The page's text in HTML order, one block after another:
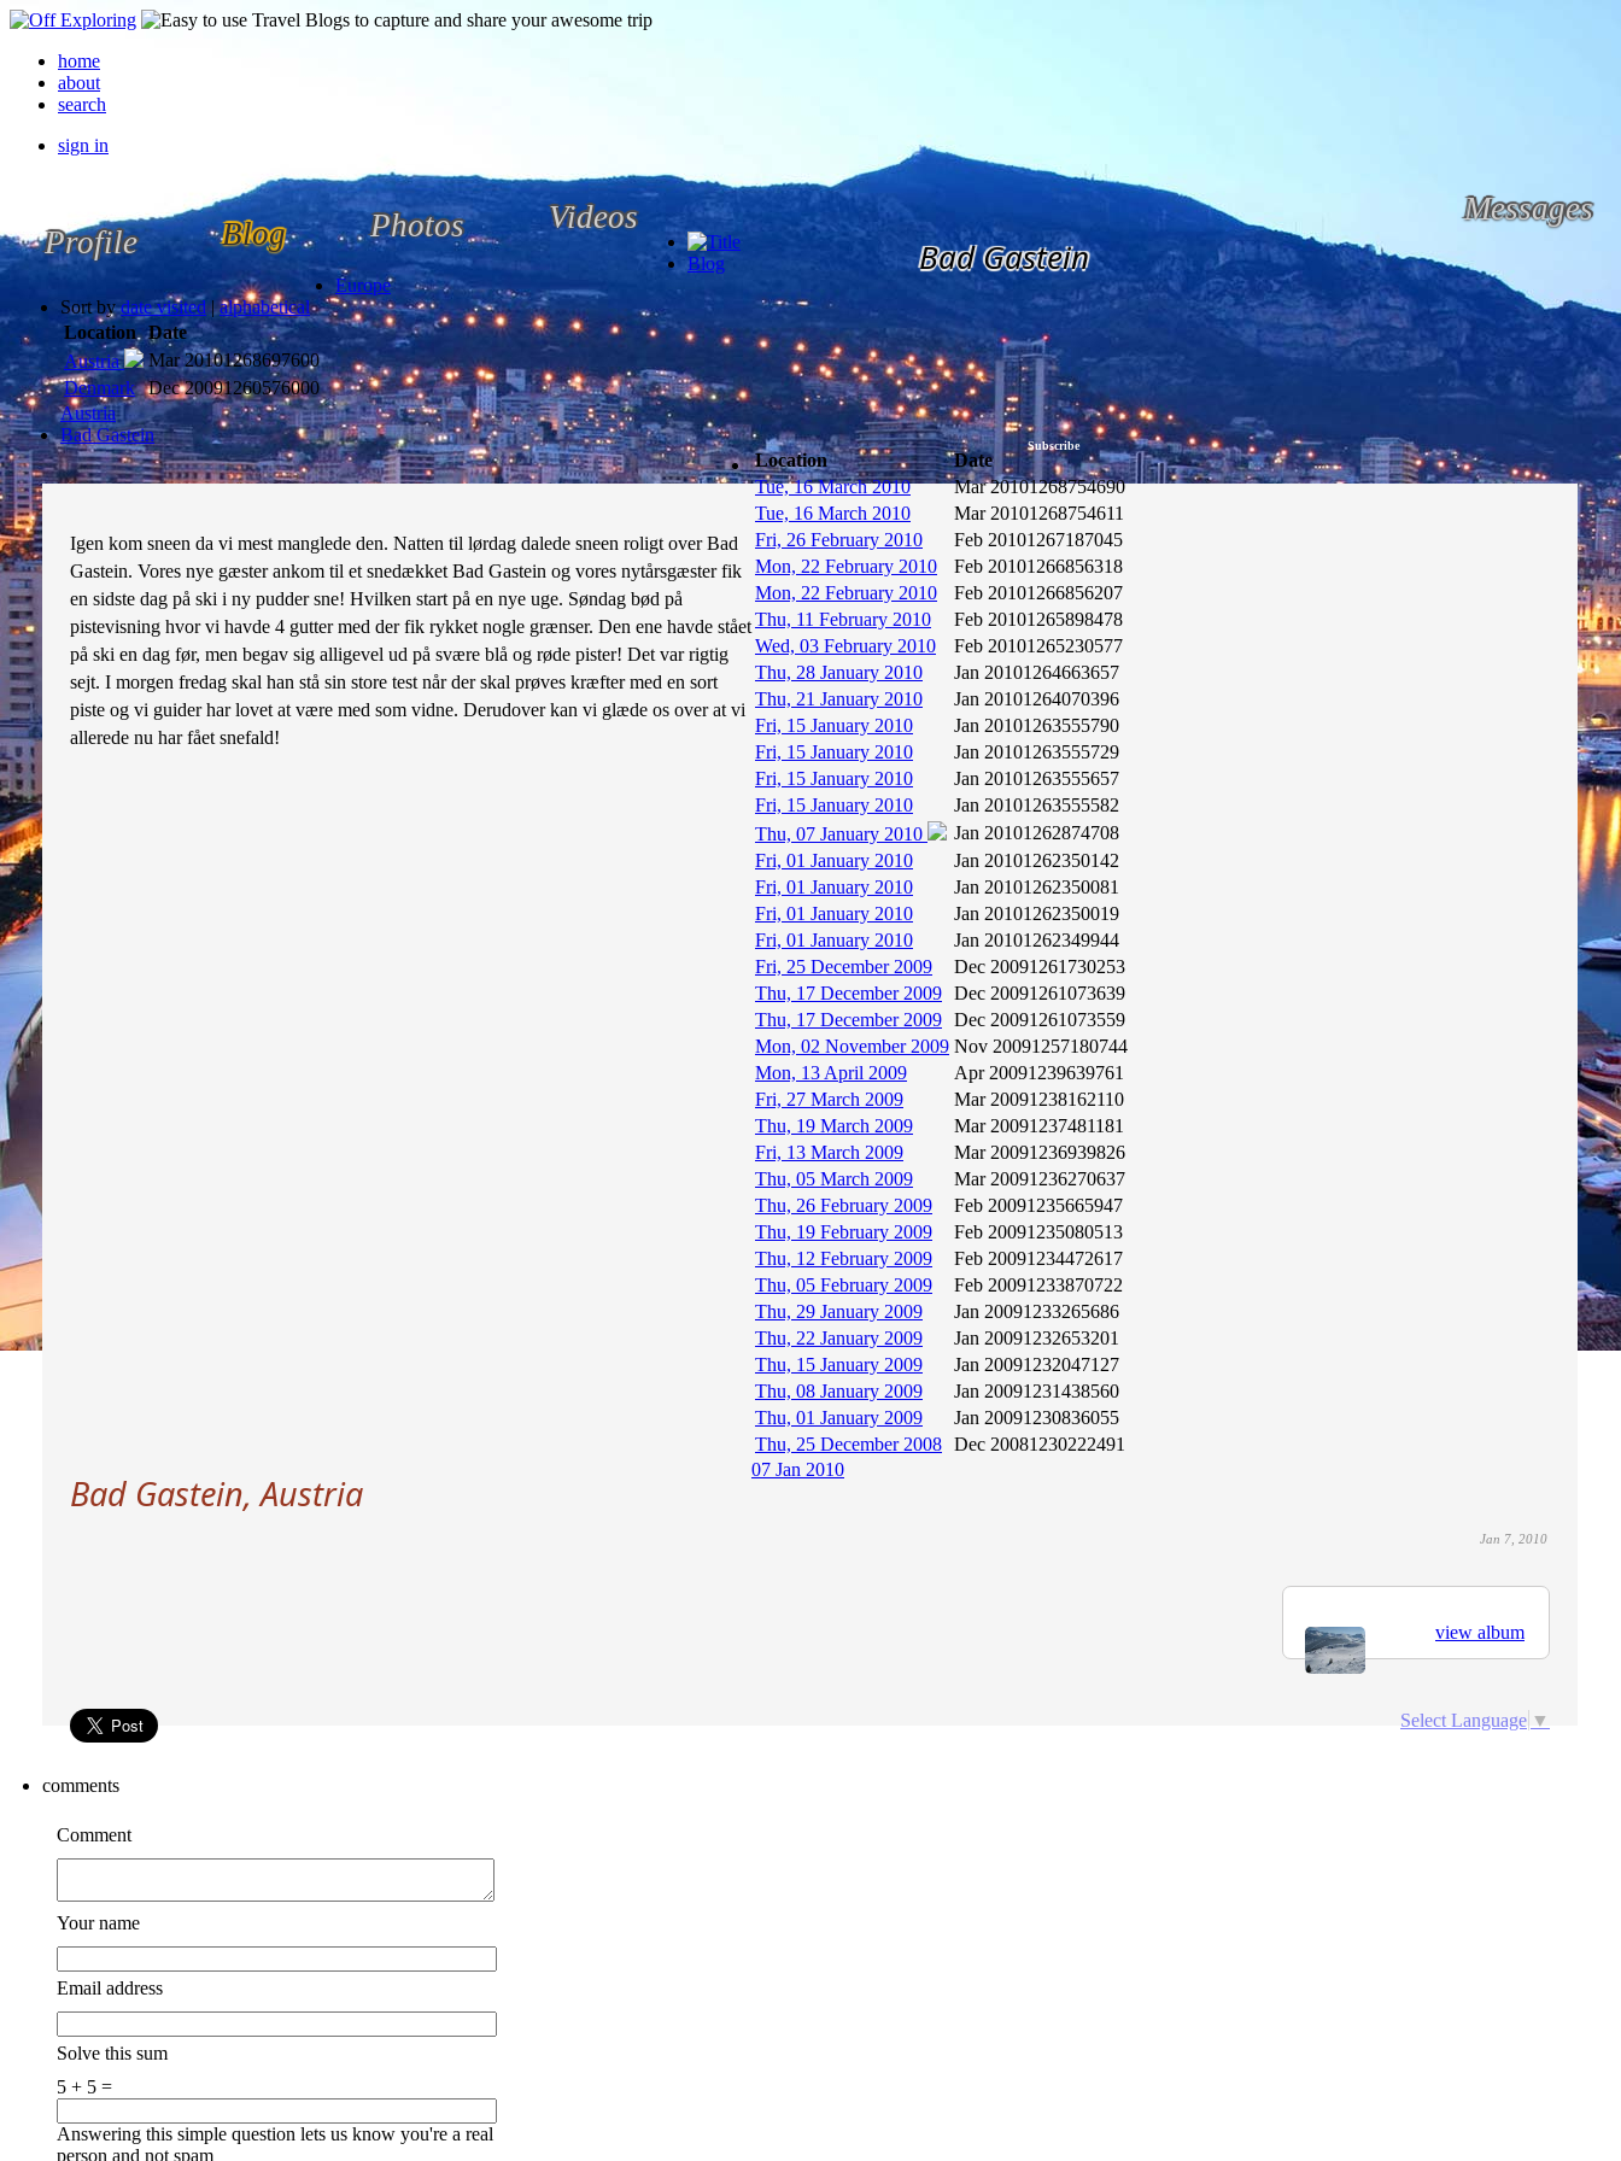
home
about
search
sign in
Profile Blog Photos Videos Messages
Subscribe
Bad Gastein
Blog
Europe
Sort bydate visited | alphabetical
Location
Date
Austria
Mar 20101268697600
Denmark
Dec 20091260576000
Austria
Bad Gastein
Location
Date
Tue, 16 March 2010
Mar 20101268754690
Tue, 16 March 2010
Mar 20101268754611
Fri, 26 February 2010
Feb 20101267187045
Mon, 22 February 2010
Feb 20101266856318
Mon, 22 February 2010
Feb 20101266856207
Thu, 11 February 2010
Feb 20101265898478
Wed, 03 February 2010
Feb 20101265230577
Thu, 28 January 2010
Jan 20101264663657
Thu, 21 January 2010
Jan 20101264070396
Fri, 15 January 2010
Jan 20101263555790
Fri, 15 January 2010
Jan 20101263555729
Fri, 15 January 2010
Jan 20101263555657
Fri, 15 January 2010
Jan 20101263555582
Thu, 07 January 2010
Jan 20101262874708
Fri, 01 January 2010
Jan 20101262350142
Fri, 01 January 2010
Jan 20101262350081
Fri, 01 January 2010
Jan 20101262350019
Fri, 01 January 2010
Jan 20101262349944
Fri, 25 December 2009
Dec 20091261730253
Thu, 17 December 2009 Dec 20091261073639
Thu, 17 December 2009 Dec 20091261073559
Mon, 02 November 2009 Nov 20091257180744
Mon, 13 April 2009
Apr 20091239639761
Fri, 27 March 2009
Mar 20091238162110
Thu, 19 March 2009
Mar 20091237481181
Fri, 13 March 2009
Mar 20091236939826
Thu, 05 March 2009
Mar 20091236270637
Thu, 26 February 2009
Feb 20091235665947
Thu, 19 February 2009
Feb 20091235080513
Thu, 12 February 2009
Feb 20091234472617
Thu, 05 February 2009
Feb 20091233870722
Thu, 29 January 2009
Jan 20091233265686
Thu, 22 January 2009
Jan 20091232653201
Thu, 15 January 2009
Jan 20091232047127
Thu, 08 January 2009
Jan 20091231438560
Thu, 01 January 2009
Jan 20091230836055
Thu, 25 December 2008 Dec 20081230222491
07 Jan 2010
Bad Gastein, Austria
Jan 7, 2010
view album
Igen kom sneen da vi mest manglede den. Natten til lørdag dalede sneen roligt over Bad
Gastein. Vores nye gæster ankom til et snedækket Bad Gastein og vores nytårsgæster fik
en sidste dag på ski i ny pudder sne! Hvilken start på en nye uge. Søndag bød på
pistevisning hvor vi havde 4 gutter med der fik rykket nogle grænser. Den ene havde stået
på ski en dag før, men begav sig alligevel ud på svære blå og røde pister! Det var rigtig
sejt. I morgen fredag skal han stå sin store test når der skal prøves kræfter med en sort
piste og vi guider har lovet at være med som vidne. Derudover kan vi glæde os over at vi
allerede nu har fået snefald!
Select Language ▼
comments
Comment
Your name
Email address
Solve this sum
5 + 5 =
Answering this simple question lets us know you're a real
person and not spam